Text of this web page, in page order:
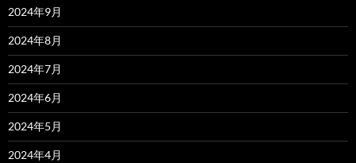
2024年9月
2024年8月
2024年7月
2024年6月
2024年5月
2024年4月